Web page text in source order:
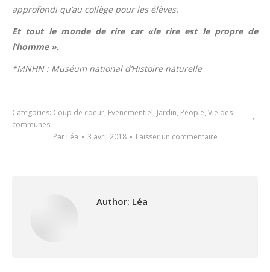
approfondi qu’au collège pour les élèves.
Et tout le monde de rire car «le rire est le propre de
l’homme ».
*MNHN : Muséum national d’Histoire naturelle
Categories: Coup de coeur, Evenementiel, Jardin, People, Vie des
communes
Par Léa 3 avril 2018 Laisser un commentaire
Author: Léa